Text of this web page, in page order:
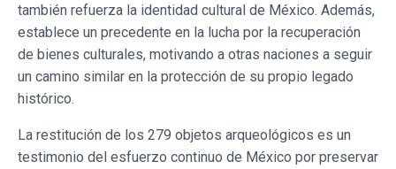
también refuerza la identidad cultural de México. Además,
establece un precedente en la lucha por la recuperación
de bienes culturales, motivando a otras naciones a seguir
un camino similar en la protección de su propio legado
histórico.
La restitución de los 279 objetos arqueológicos es un
testimonio del esfuerzo continuo de México por preservar